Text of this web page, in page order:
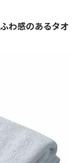
わ感のあるタオ